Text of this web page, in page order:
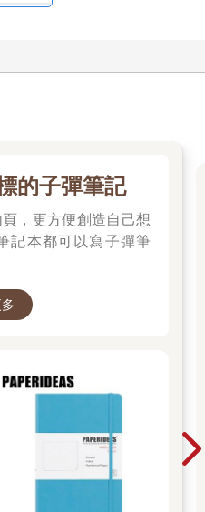
好了，扣完稅還有一百六十
我笑著問父親：
票特獎就能退休嗎？」
夠。
時的錢，當時打工時薪才七十
少，不勝唏噓。
殘酷的翻身時代》時，抱持著
友，透過一本三百多元的書，
歷程。
看到這些文字，至少還有點
的個人能力、收入、視野、健
的子彈筆記
，更方便創造自己想
記本都可以寫子彈筆